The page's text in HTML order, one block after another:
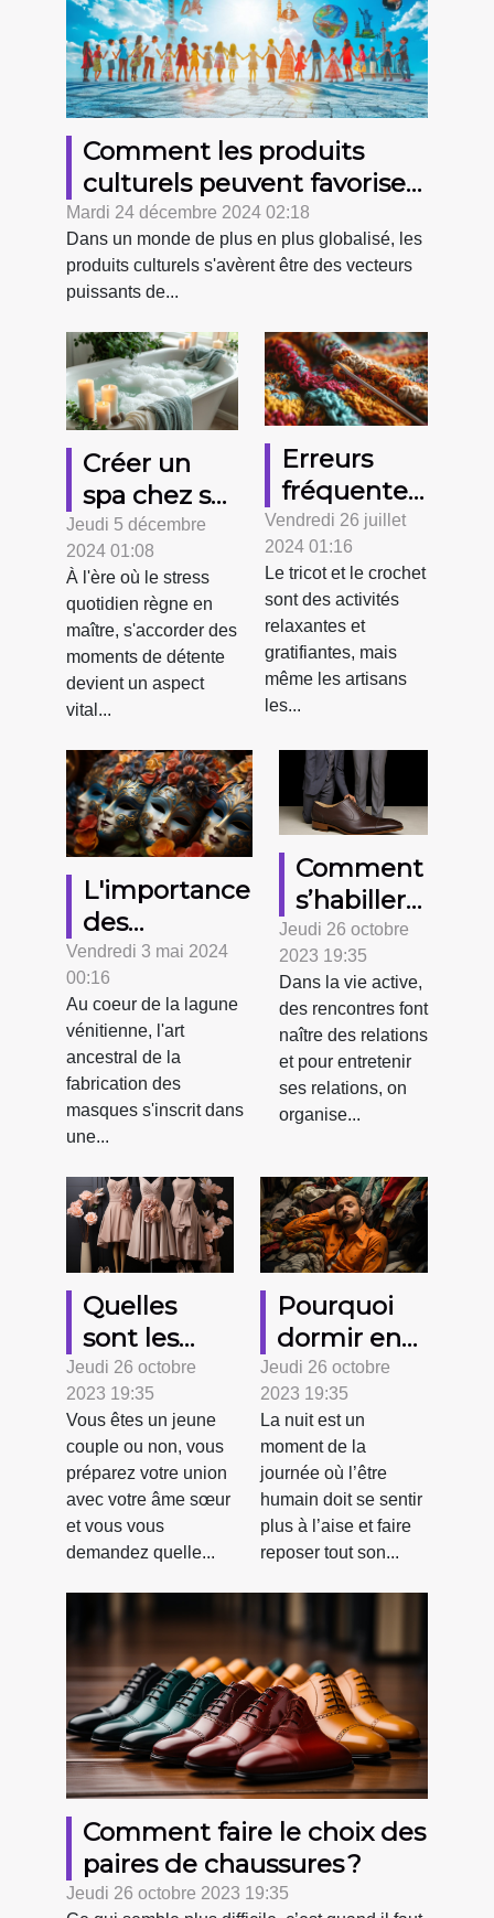
Comment les produits
culturels peuvent favoriser
la solidarité internationale
Mardi 24 décembre 2024 02:18
Dans un monde de plus en plus globalisé, les
produits culturels s'avèrent être des vecteurs
puissants de...
Créer un
spa chez soi
: astuces
pour une
relaxation
quotidienne
Jeudi 5 décembre
2024 01:08
À l'ère où le stress
quotidien règne en
maître, s'accorder des
moments de détente
devient un aspect
vital...
Erreurs
fréquentes
en tricot et
crochet et
comment
les corriger
Vendredi 26 juillet
2024 01:16
Le tricot et le crochet
sont des activités
relaxantes et
gratifiantes, mais
même les artisans
les...
L'importance
des
matériaux
dans la
fabrication
des masques
vénitiens
authentiques
Vendredi 3 mai 2024
00:16
Au coeur de la lagune
vénitienne, l'art
ancestral de la
fabrication des
masques s'inscrit dans
une...
Comment
s’habiller
pour une
sortie
entre
amis ?
Jeudi 26 octobre
2023 19:35
Dans la vie active,
des rencontres font
naître des relations
et pour entretenir
ses relations, on
organise...
Quelles
sont les
tenues
appropriées
pour un
mariage ?
Jeudi 26 octobre
2023 19:35
Vous êtes un jeune
couple ou non, vous
préparez votre union
avec votre âme sœur
et vous vous
demandez quelle...
Pourquoi
dormir en
Pyjama ?
Jeudi 26 octobre
2023 19:35
La nuit est un
moment de la
journée où l’être
humain doit se sentir
plus à l’aise et faire
reposer tout son...
Comment faire le choix des
paires de chaussures ?
Jeudi 26 octobre 2023 19:35